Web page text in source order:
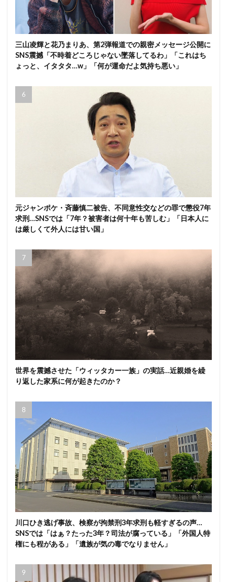
三山凌輝と花乃まりあ、第2弾報道での親密メッセージ公開に
SNS震撼「不時着どころじゃない墜落してるわ」「これはち
ょっと、イタタタ…w」「何が運命だよ気持ち悪い」
元ジャンポケ・斉藤慎二被告、不同意性交などの罪で懲役7年
求刑…SNSでは「7年？被害者は何十年も苦しむ」「日本人に
は厳しくて外人には甘い国」
世界を震撼させた「ウィッタカー一族」の実話…近親婚を繰
り返した家系に何が起きたのか？
川口ひき逃げ事故、検察が拘禁刑3年求刑も軽すぎるの声…
SNSでは「はぁ？たった3年？司法が腐っている」「外国人特
権にも程がある」「遺族が気の毒でなりません」